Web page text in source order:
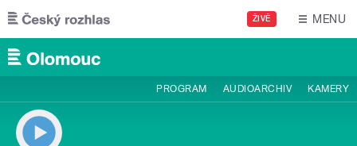
Přejít k hlavnímu obsahu
ŽIVĚ MENU
PROGRAM AUDIOARCHIV KAMERY